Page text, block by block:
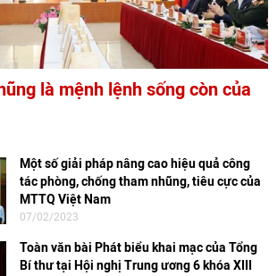
là mệnh lệnh sống còn của
Một số giải pháp nâng cao hiệu quả công
tác phòng, chống tham nhũng, tiêu cực của
MTTQ Việt Nam
07/02/2023
Toàn văn bài Phát biểu khai mạc của Tổng
Bí thư tại Hội nghị Trung ương 6 khóa XIII